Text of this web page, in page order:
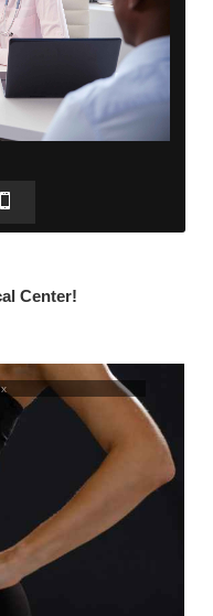
Center!